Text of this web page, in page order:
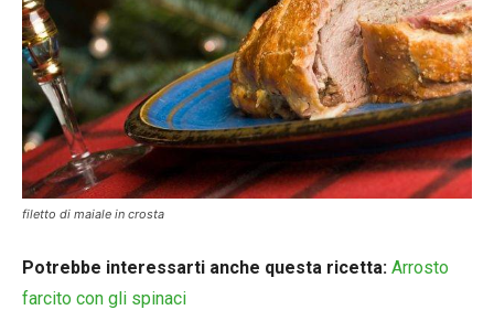
filetto di maiale in crosta
Potrebbe interessarti anche questa ricetta: Arrosto
farcito con gli spinaci